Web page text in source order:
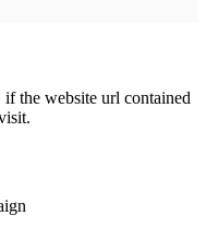
the website url contained